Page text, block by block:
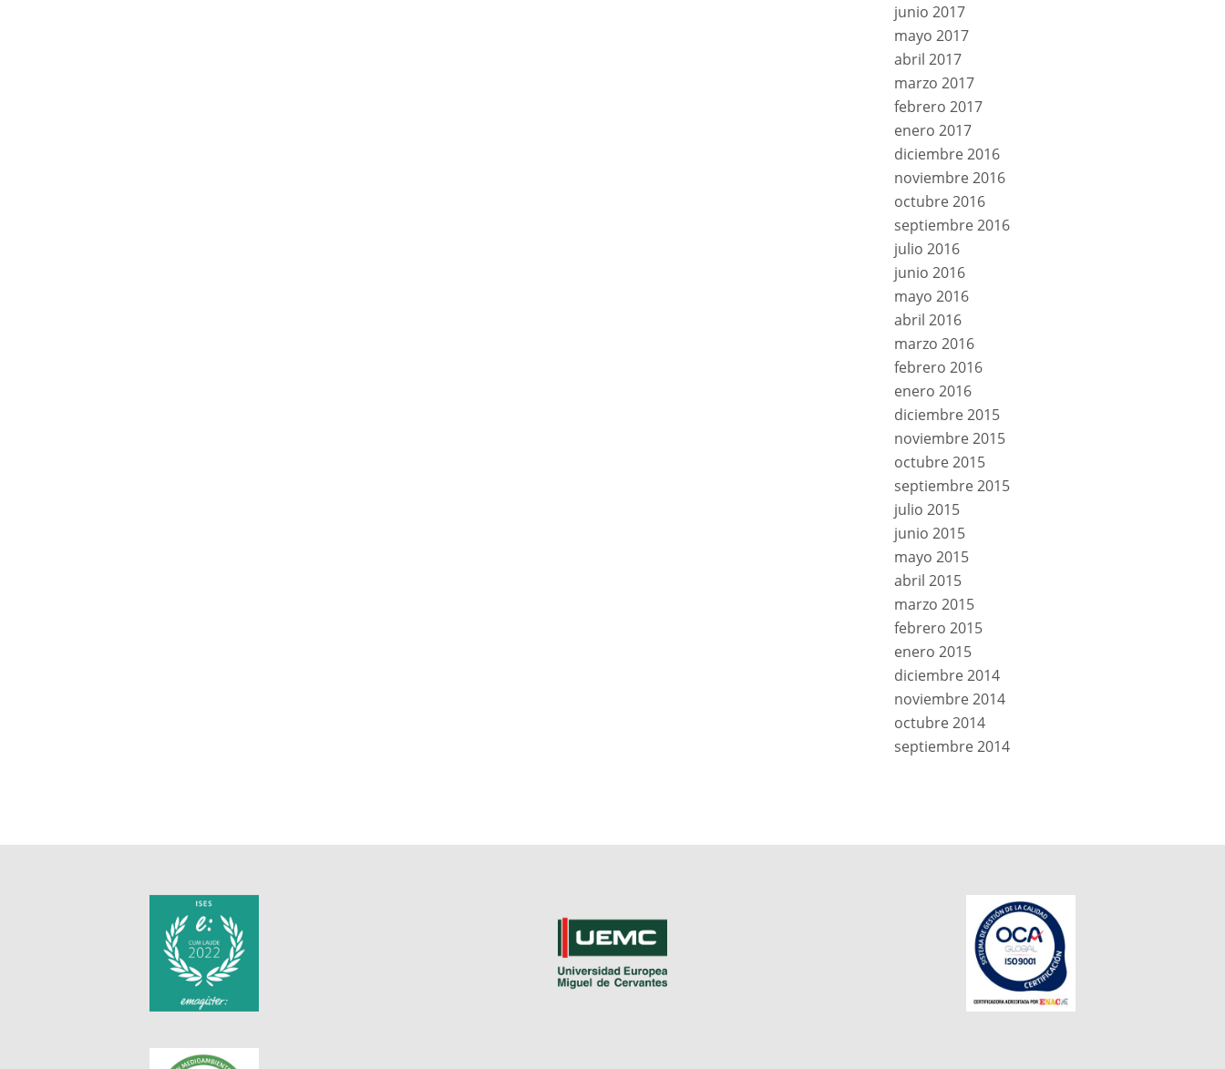
junio 2017
mayo 2017
abril 2017
marzo 2017
febrero 2017
enero 2017
diciembre 2016
noviembre 2016
octubre 2016
septiembre 2016
julio 2016
junio 2016
mayo 2016
abril 2016
marzo 2016
febrero 2016
enero 2016
diciembre 2015
noviembre 2015
octubre 2015
septiembre 2015
julio 2015
junio 2015
mayo 2015
abril 2015
marzo 2015
febrero 2015
enero 2015
diciembre 2014
noviembre 2014
octubre 2014
septiembre 2014